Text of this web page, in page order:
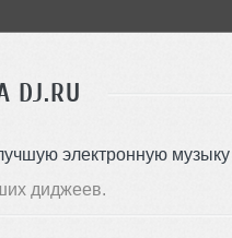
DJ.RU
электронную музыку
диджеев.